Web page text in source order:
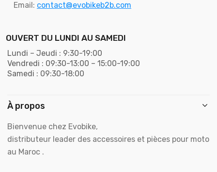
Email: contact@evobikeb2b.com
OUVERT DU LUNDI AU SAMEDI
Lundi – Jeudi : 9:30-19:00
Vendredi : 09:30-13:00 – 15:00-19:00
Samedi : 09:30-18:00
À propos
Bienvenue chez Evobike,
distributeur leader des accessoires et pièces pour moto
au Maroc .